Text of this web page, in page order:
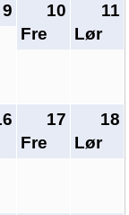
9
10
Fre
11
Lør
17
Fre
18
Lør